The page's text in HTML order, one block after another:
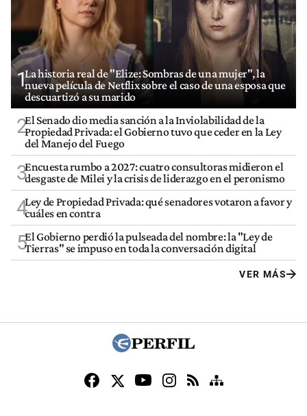
1La historia real de "Elize: Sombras de una mujer", la
nueva película de Netflix sobre el caso de una esposa que
descuartizó a su marido
2El Senado dio media sanción a la Inviolabilidad de la
Propiedad Privada: el Gobierno tuvo que ceder en la Ley
del Manejo del Fuego
3Encuesta rumbo a 2027: cuatro consultoras midieron el
desgaste de Milei y la crisis de liderazgo en el peronismo
4Ley de Propiedad Privada: qué senadores votaron a favor y
cuáles en contra
5El Gobierno perdió la pulseada del nombre: la "Ley de
Tierras" se impuso en toda la conversación digital
VER MÁS